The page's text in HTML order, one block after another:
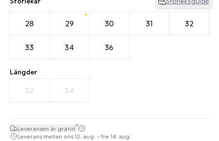
28 29 30 31 32
33 34 36
Längder
32 34
Leveransen är gratis!*
Leverans mellan ons 12. aug. - fre 14. aug.